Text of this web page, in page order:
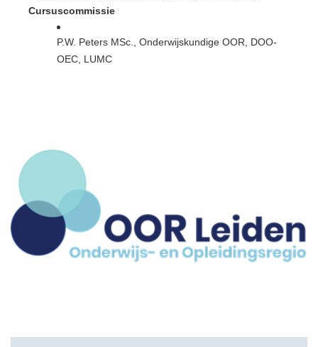
Cursuscommissie
P.W. Peters MSc., Onderwijskundige OOR, DOO-
OEC, LUMC